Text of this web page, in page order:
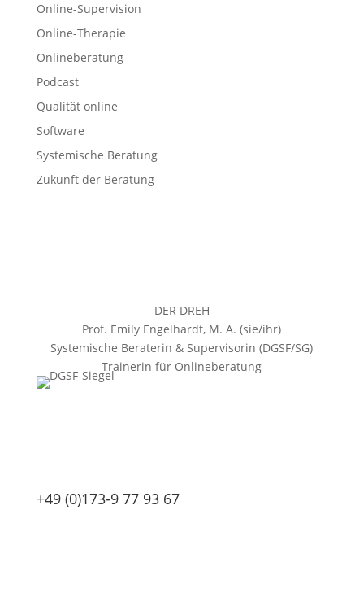
Online-Supervision
Online-Therapie
Onlineberatung
Podcast
Qualität online
Software
Systemische Beratung
Zukunft der Beratung
DER DREH
Prof. Emily Engelhardt, M. A. (sie/ihr)
Systemische Beraterin & Supervisorin (DGSF/SG)
Trainerin für Onlineberatung
+49 (0)173-9 77 93 67